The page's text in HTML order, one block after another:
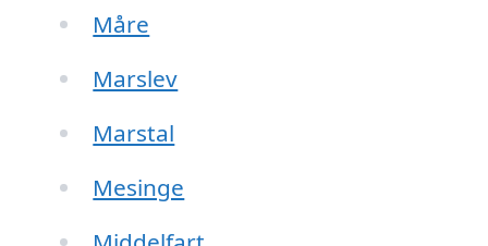
Måre
Marslev
Marstal
Mesinge